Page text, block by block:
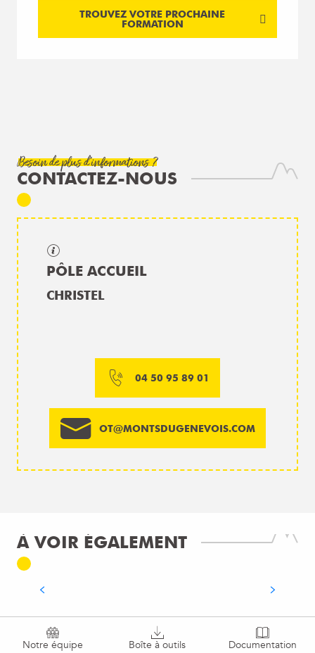
TROUVEZ VOTRE PROCHAINE
FORMATION
Besoin de plus d'informations ?
CONTACTEZ-NOUS
PÔLE ACCUEIL
CHRISTEL
04 50 95 89 01
OT@MONTSDUGENEVOIS.COM
À VOIR ÉGALEMENT
visiteurs. Participez à la démarche, on vous
Notre équipe Boîte à outils Documentation